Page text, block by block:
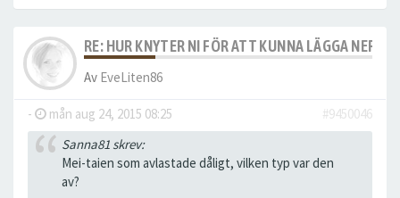
RE: HUR KNYTER NI FÖR ATT KUNNA LÄGGA NER
Av EveLiten86
- mån aug 24, 2015 08:25
#9450046
Sanna81 skrev:
Mei-taien som avlastade dåligt, vilken typ var den
av?